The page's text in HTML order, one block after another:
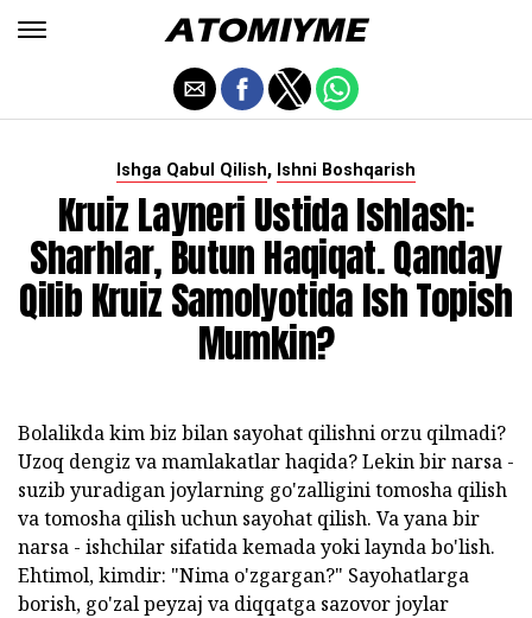
Ishga Qabul Qilish, Ishni Boshqarish
Kruiz Layneri Ustida Ishlash:
Sharhlar, Butun Haqiqat. Qanday
Qilib Kruiz Samolyotida Ish Topish
Mumkin?
Bolalikda kim biz bilan sayohat qilishni orzu qilmadi?
Uzoq dengiz va mamlakatlar haqida? Lekin bir narsa -
suzib yuradigan joylarning go'zalligini tomosha qilish
va tomosha qilish uchun sayohat qilish. Va yana bir
narsa - ishchilar sifatida kemada yoki laynda bo'lish.
Ehtimol, kimdir: "Nima o'zgargan?" Sayohatlarga
borish, go'zal peyzaj va diqqatga sazovor joylar